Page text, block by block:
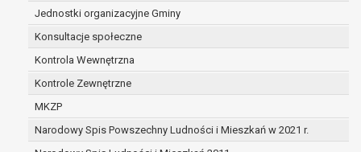
Jednostki organizacyjne Gminy
Konsultacje społeczne
Kontrola Wewnętrzna
Kontrole Zewnętrzne
MKZP
Narodowy Spis Powszechny Ludności i Mieszkań w 2021 r.
Ponadto w przypadku umów o dofinansowanie
dane osobowe od momentu pozyskania
przechowywane są przez okres wynikający z
umowy o dofinansowanie zawartej między
beneficjentem a określoną instytucją, trwałości
danego projektu i konieczności zachowania
dokumentacji projektu do celów kontrolnych.
W związku z przetwarzaniem przez